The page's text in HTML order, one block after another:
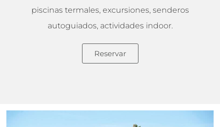
piscinas termales, excursiones, senderos
autoguiados, actividades indoor.
Reservar